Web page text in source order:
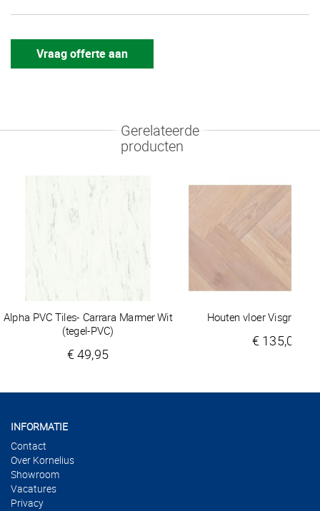
Vraag offerte aan
Gerelateerde
producten
Alpha PVC Tiles- Carrara Marmer Wit
(tegel-PVC)
€ 49,95
Houten vloer Visgraat
€ 135,00
INFORMATIE
Contact
Over Kornelius
Showroom
Vacatures
Privacy